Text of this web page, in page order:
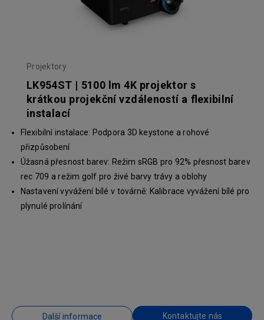
Projektory
LK954ST | 5100 lm 4K projektor s
krátkou projekční vzdáleností a flexibilní
instalací
Flexibilní instalace: Podpora 3D keystone a rohové
přizpůsobení
Úžasná přesnost barev: Režim sRGB pro 92% přesnost barev
rec 709 a režim golf pro živé barvy trávy a oblohy
Nastavení vyvážení bílé v továrně: Kalibrace vyvážení bílé pro
plynulé prolínání
Další informace Kontaktujte nás